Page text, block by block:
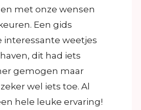
met onze wensen
Een gids
interessante weetjes
dit had iets
gemogen maar
wel iets toe. Al
hele leuke ervaring!